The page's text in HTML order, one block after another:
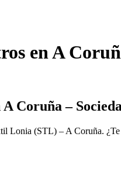
en A
A Coruña –
Lonia (STL) – A Coruña.